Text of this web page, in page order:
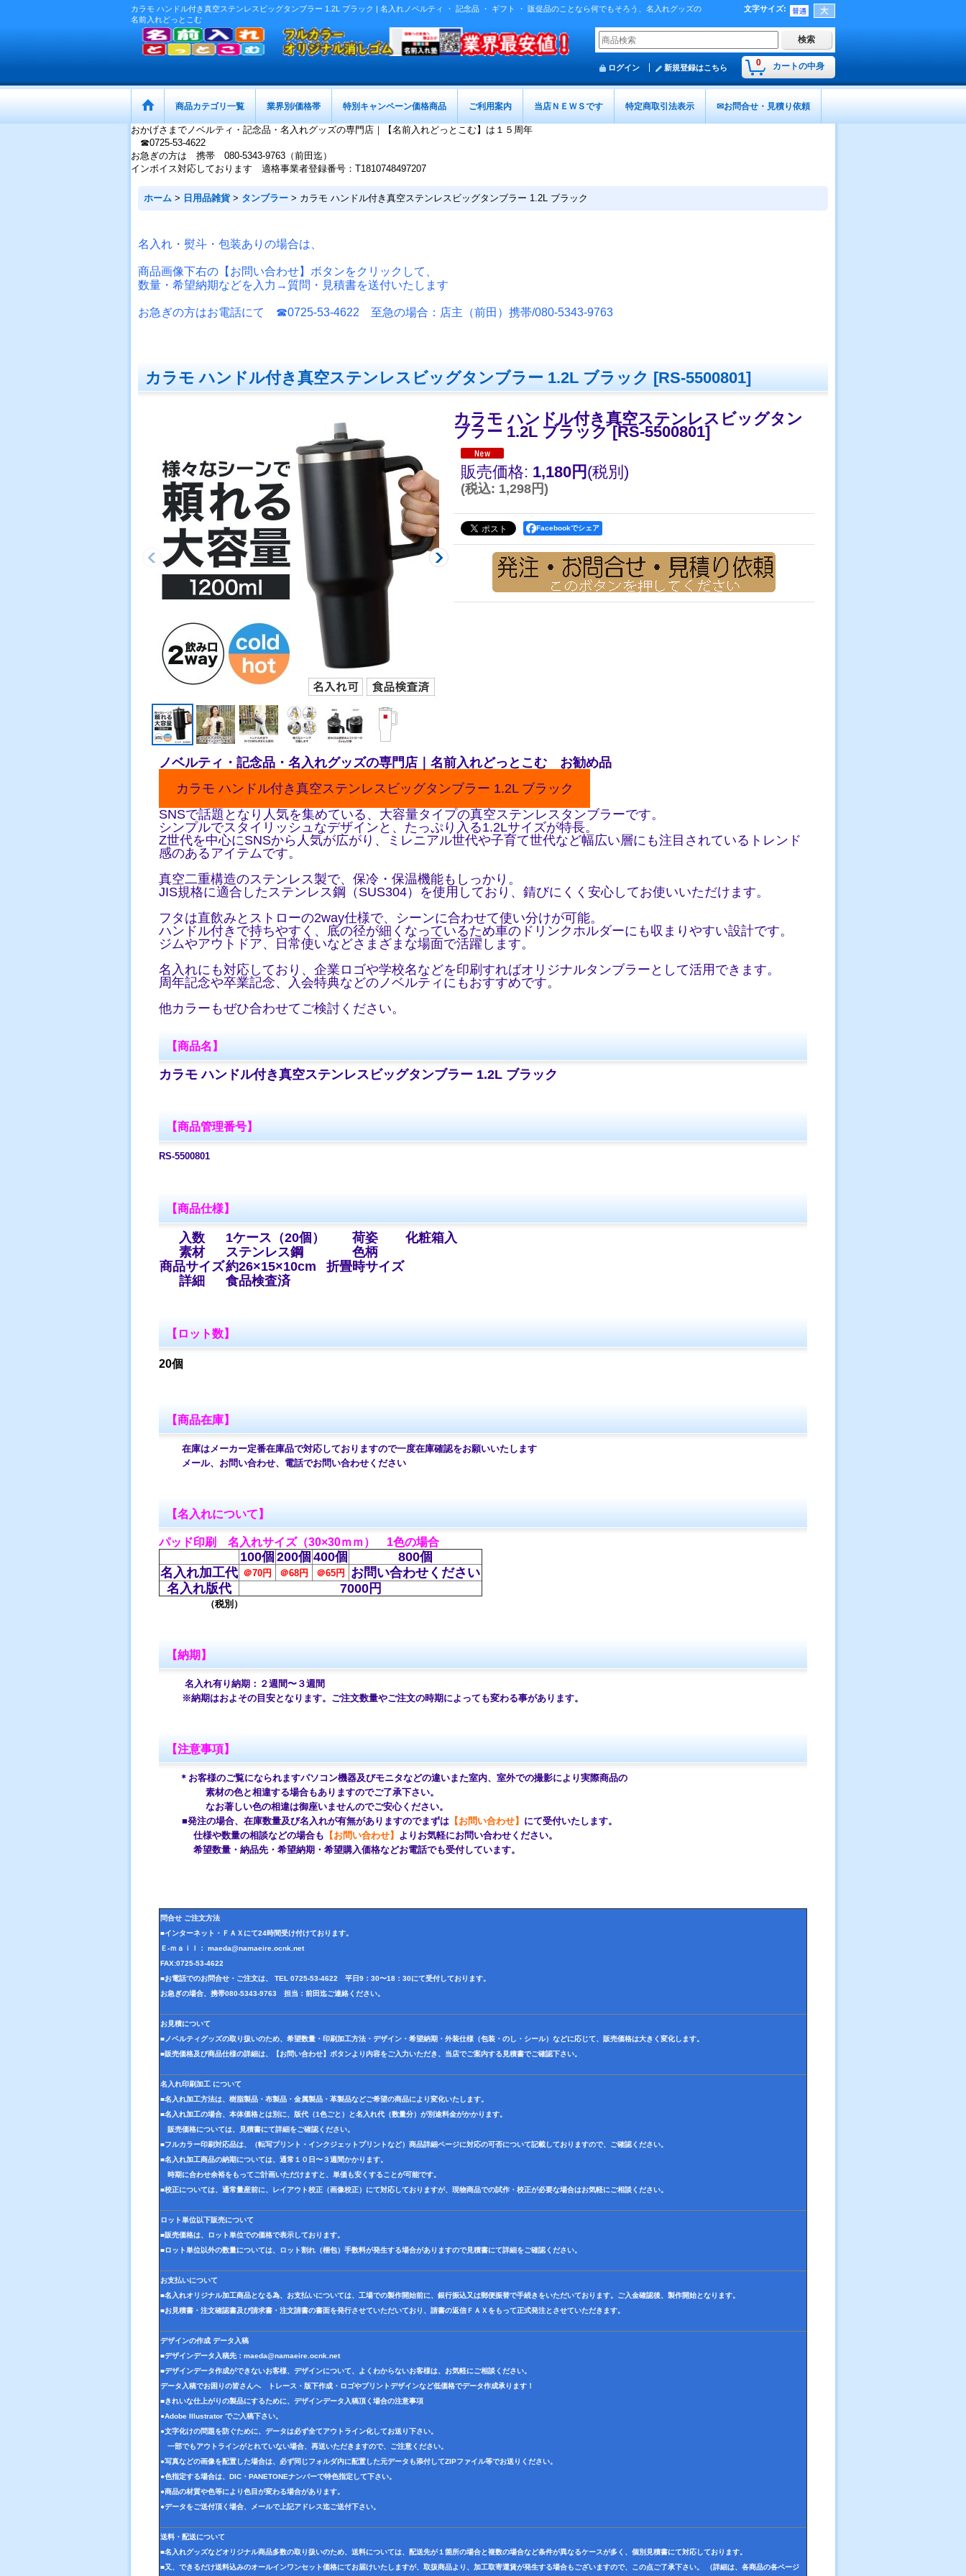
カラモ ハンドル付き真空ステンレスビッグタンブラー 1.2L ブラック | 名入れノベルティ ・ 記念品 ・ ギフト ・ 販促品のことなら何でもそろう、名入れグッズの
名前入れどっとこむ
文字サイズ:
0 カートの中身
ログイン 新規登録はこちら
商品カテゴリ一覧 業界別/価格帯 特別キャンペーン価格商品 ご利用案内 当店ＮＥＷＳです 特定商取引法表示 ✉お問合せ・見積り依頼
おかげさまでノベルティ・記念品・名入れグッズの専門店｜【名前入れどっとこむ】は１５周年
☎0725-53-4622
お急ぎの方は 携帯 080-5343-9763（前田迄）
インボイス対応しております 適格事業者登録番号：T1810748497207
ホーム > 日用品雑貨 > タンブラー > カラモ ハンドル付き真空ステンレスビッグタンブラー 1.2L ブラック
名入れ・熨斗・包装ありの場合は、
商品画像下右の【お問い合わせ】ボタンをクリックして、
数量・希望納期などを入力→質問・見積書を送付いたします
お急ぎの方はお電話にて ☎0725-53-4622 至急の場合：店主（前田）携帯/080-5343-9763
カラモ ハンドル付き真空ステンレスビッグタンブラー 1.2L ブラック [RS-5500801]
カラモ ハンドル付き真空ステンレスビッグタン
ブラー 1.2L ブラック [RS-5500801]
販売価格: 1,180円 (税別)
(税込: 1,298円)
Facebookでシェア
ノベルティ・記念品・名入れグッズの専門店｜名前入れどっとこむ お勧め品
カラモ ハンドル付き真空ステンレスビッグタンブラー 1.2L ブラック
SNSで話題となり人気を集めている、大容量タイプの真空ステンレスタンブラーです。
シンプルでスタイリッシュなデザインと、たっぷり入る1.2Lサイズが特長。
Z世代を中心にSNSから人気が広がり、ミレニアル世代や子育て世代など幅広い層にも注目されているトレンド
感のあるアイテムです。
真空二重構造のステンレス製で、保冷・保温機能もしっかり。
JIS規格に適合したステンレス鋼（SUS304）を使用しており、錆びにくく安心してお使いいただけます。
フタは直飲みとストローの2way仕様で、シーンに合わせて使い分けが可能。
ハンドル付きで持ちやすく、底の径が細くなっているため車のドリンクホルダーにも収まりやすい設計です。
ジムやアウトドア、日常使いなどさまざまな場面で活躍します。
名入れにも対応しており、企業ロゴや学校名などを印刷すればオリジナルタンブラーとして活用できます。
周年記念や卒業記念、入会特典などのノベルティにもおすすめです。
他カラーもぜひ合わせてご検討ください。
【商品名】
カラモ ハンドル付き真空ステンレスビッグタンブラー 1.2L ブラック
【商品管理番号】
RS-5500801
【商品仕様】
入数 1ケース（20個） 荷姿
化粧箱入
素材
ステンレス鋼
色柄
商品サイズ約26×15×10cm
折畳時サイズ
詳細
食品検査済
【ロット数】
20個
【商品在庫】
在庫はメーカー定番在庫品で対応しておりますので一度在庫確認をお願いいたします
メール、お問い合わせ、電話でお問い合わせください
【名入れについて】
パッド印刷 名入れサイズ（30×30ｍｍ） 1色の場合
100個 200個 400個
800個
名入れ加工代 ＠70円 ＠68円 ＠65円
お問い合わせください
名入れ版代
7000円
（税別）
【納期】
名入れ有り納期：２週間〜３週間
※納期はおよその目安となります。ご注文数量やご注文の時期によっても変わる事があります。
【注意事項】
＊お客様のご覧になられますパソコン機器及びモニタなどの違いまた室内、室外での撮影により実際商品の
素材の色と相違する場合もありますのでご了承下さい。
なお著しい色の相違は御座いませんのでご安心ください。
■発注の場合、在庫数量及び名入れが有無がありますのでまずは 【お問い合わせ】 にて受付いたします。
仕様や数量の相談などの場合も 【お問い合わせ】 よりお気軽にお問い合わせください。
希望数量・納品先・希望納期・希望購入価格などお電話でも受付しています。
問合せ ご注文方法
■インターネット・ＦＡＸにて24時間受け付けております。
Ｅ-ｍａｉｌ： maeda@namaeire.ocnk.net
FAX:0725-53-4622
■お電話でのお問合せ・ご注文は、 TEL 0725-53-4622 平日9：30〜18：30にて受付しております。
お急ぎの場合、携帯080-5343-9763 担当：前田迄ご連絡ください。
お見積について
■ノベルティグッズの取り扱いのため、希望数量・印刷加工方法・デザイン・希望納期・外装仕様（包装・のし・シール）などに応じて、販売価格は大きく変化します。
■販売価格及び商品仕様の詳細は、【お問い合わせ】ボタンより内容をご入力いただき、当店でご案内する見積書でご確認下さい。
名入れ印刷加工 について
■名入れ加工方法は、樹脂製品・布製品・金属製品・革製品などご希望の商品により変化いたします。
■名入れ加工の場合、本体価格とは別に、版代（1色ごと）と名入れ代（数量分）が別途料金がかかります。
販売価格については、見積書にて詳細をご確認ください。
■フルカラー印刷対応品は、（転写プリント・インクジェットプリントなど）商品詳細ページに対応の可否について記載しておりますので、ご確認ください。
■名入れ加工商品の納期については、通常１０日〜３週間かかります。
時期に合わせ余裕をもってご計画いただけますと、単価も安くすることが可能です。
■校正については、通常量産前に、レイアウト校正（画像校正）にて対応しておりますが、現物商品での試作・校正が必要な場合はお気軽にご相談ください。
ロット単位以下販売について
■販売価格は、ロット単位での価格で表示しております。
■ロット単位以外の数量については、ロット割れ（梱包）手数料が発生する場合がありますので見積書にて詳細をご確認ください。
お支払いについて
■名入れオリジナル加工商品となる為、お支払いについては、工場での製作開始前に、銀行振込又は郵便振替で手続きをいただいております。ご入金確認後、製作開始となります。
■お見積書・注文確認書及び請求書・注文請書の書面を発行させていただいており、請書の返信ＦＡＸをもって正式発注とさせていただきます。
デザインの作成 データ入稿
■デザインデータ入稿先： maeda@namaeire.ocnk.net
■デザインデータ作成ができないお客様、デザインについて、よくわからないお客様は、お気軽にご相談ください。
データ入稿でお困りの皆さんへ トレース・版下作成・ロゴやプリントデザインなど低価格でデータ作成承ります！
■きれいな仕上がりの製品にするために、デザインデータ入稿頂く場合の注意事項
●Adobe Illustrator でご入稿下さい。
●文字化けの問題を防ぐために、データは必ず全てアウトライン化してお送り下さい。
一部でもアウトラインがとれていない場合、再送いただきますので、ご注意ください。
●写真などの画像を配置した場合は、必ず同じフォルダ内に配置した元データも添付してZIPファイル等でお送りください。
●色指定する場合は、DIC・PANETONEナンバーで特色指定して下さい。
●商品の材質や色等により色目が変わる場合があります。
●データをご送付頂く場合、メールで上記アドレス迄ご送付下さい。
送料・配送について
■名入れグッズなどオリジナル商品多数の取り扱いのため、送料については、配送先が１箇所の場合と複数の場合など条件が異なるケースが多く、個別見積書にて対応しております。
■又、できるだけ送料込みのオールインワンセット価格にてお届けいたしますが、取扱商品より、加工取寄運賃が発生する場合もございますので、この点ご了承下さい。 （詳細は、各商品の各ページ